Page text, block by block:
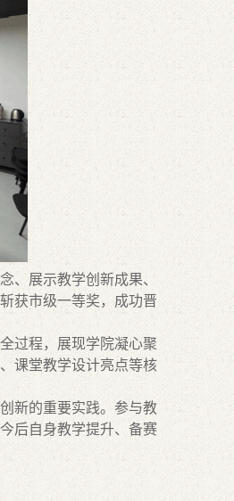
、展示教学创新成果、
获市级一等奖，成功晋
过程，展现学院凝心聚
课堂教学设计亮点等核
新的重要实践。参与教
后自身教学提升、备赛